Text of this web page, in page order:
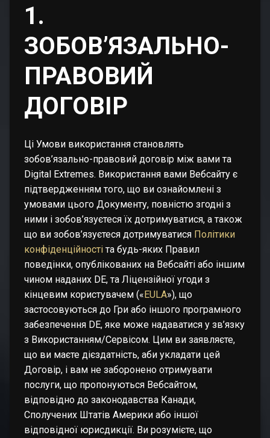
1.
ЗОБОВ’ЯЗАЛЬНО-
ПРАВОВИЙ
ДОГОВІР
Ці Умови використання становлять
зобов’язально-правовий договір між вами та
Digital Extremes. Використання вами Вебсайту є
підтвердженням того, що ви ознайомлені з
умовами цього Документу, повністю згодні з
ними і зобов’язуєтеся їх дотримуватися, а також
що ви зобов’язуєтеся дотримуватися Політики
конфіденційностіта будь-яких Правил
поведінки, опублікованих на Вебсайті або іншим
чином наданих DE, та Ліцензійної угоди з
кінцевим користувачем («EULA»), що
застосовуються до Гри або іншого програмного
забезпечення DE, яке може надаватися у зв’язку
з Використанням/Сервісом. Цим ви заявляєте,
що ви маєте дієздатність, аби укладати цей
Договір, і вам не заборонено отримувати
послуги, що пропонуються Вебсайтом,
відповідно до законодавства Канади,
Сполучених Штатів Америки або іншої
відповідної юрисдикції. Ви розумієте, що